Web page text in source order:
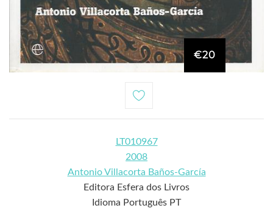
€20
LT010967
2008
Antonio Villacorta Baños-García
Editora Esfera dos Livros
Idioma Português PT